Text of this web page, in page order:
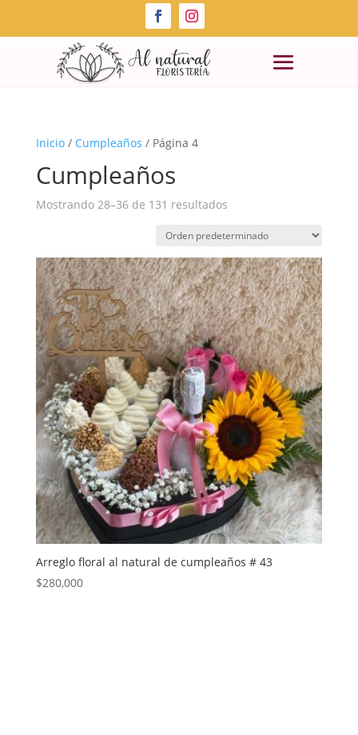
Inicio/ Cumpleaños / Página 4
Cumpleaños
Mostrando 28–36 de 131 resultados
Arreglo floral al natural de cumpleaños # 43
$280,000